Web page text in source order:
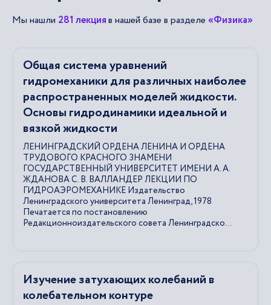
Мы нашли 281 лекцияв нашей базе в разделе «Физика»
Общая система уравнений
гидромеханики для различных наиболее
распространенных моделей жидкости.
Основы гидродинамики идеальной и
вязкой жидкости
ЛЕНИНГРАДСКИЙ ОРДЕНА ЛЕНИНА И ОРДЕНА
ТРУДОВОГО КРАСНОГО ЗНАМЕНИ
ГОСУДАРСТВЕННЫЙ УНИВЕРСИТЕТ ИМЕНИ А. А.
ЖДАНОВА С. В. ВАЛЛАНДЕР ЛЕКЦИИ ПО
ГИДРОАЭРОМЕХАНИКЕ Издательство
Ленинградского университета Ленинград, 1978
Печатается по постановлению
Редакционноиздательского совета Ленинградско...
Изучение затухающих колебаний в
колебательном контуре